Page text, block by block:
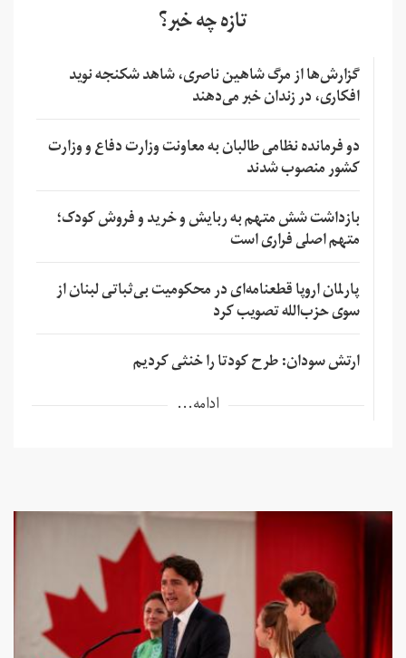
تازه چه خبر؟
گزارش‌ها از مرگ شاهین ناصری، شاهد شکنجه نوید
افکاری، در زندان خبر می‌دهند
دو فرمانده نظامی طالبان به معاونت وزارت دفاع و وزارت
کشور منصوب شدند
بازداشت شش متهم به ربایش و خرید و فروش کودک؛
متهم اصلی فراری است
پارلمان اروپا قطعنامه‌ای در محکومیت بی‌ثباتی لبنان از
سوی حزب‌الله تصویب کرد
ارتش سودان: طرح کودتا را خنثی کردیم
ادامه...